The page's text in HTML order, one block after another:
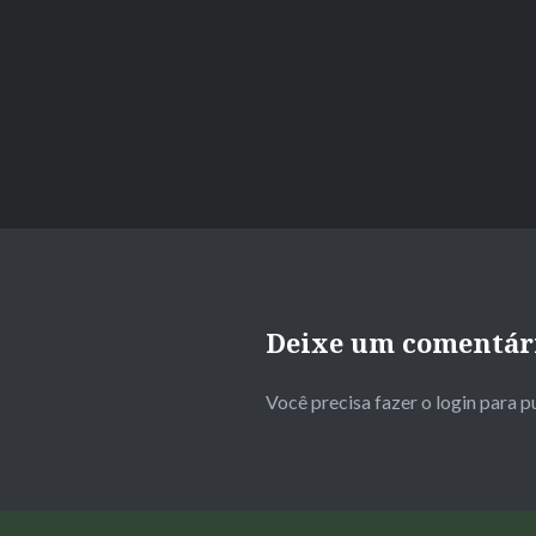
Deixe um
Você precisa fazer o login para